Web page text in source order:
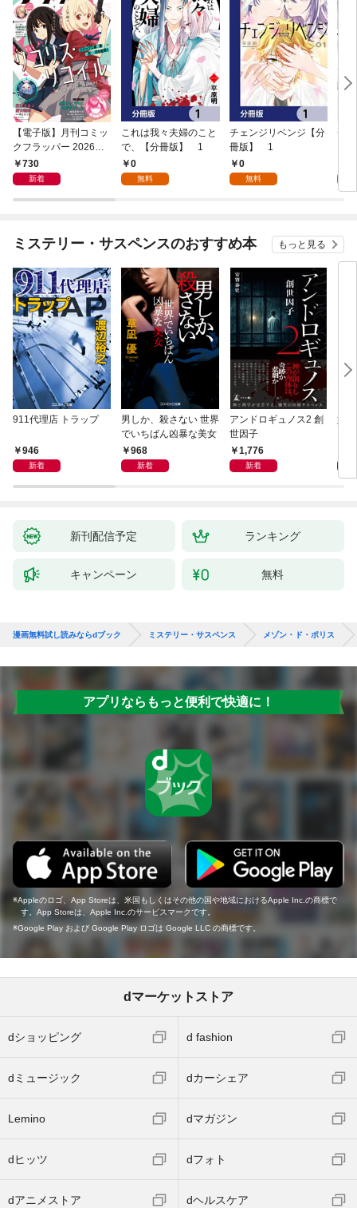
【電子版】月刊コミッ
クフラッパー 2026年9
月号730
新着
これは我々夫婦のこと
で、【分冊版】 1
0
無料
チェンジリベンジ【分
冊版】 1
0
無料
チ
ミステリー・サスペンスのおすすめ本 もっと見る
911代理店 トラップ
946
新着
男しか、殺さない 世界
でいちばん凶暴な美女
968
新着
アンドロギュノス2 創
世因子
1,776
新着
姐
新刊配信予定 ランキング
キャンペーン 無料
漫画無料試し読みならdブック ミステリー・サスペンス メゾン・ド・ポリス
アプリならもっと便利で快適に！
Appleのロゴ、App Storeは、米国もしくはその他の国や地域におけるApple Inc.の商標で
す。App Storeは、Apple Inc.のサービスマークです。
Google Play および Google Play ロゴは Google LLC の商標です。
dマーケットストア
dショッピング d fashion
dミュージック dカーシェア
Lemino dマガジン
dヒッツ dフォト
dアニメストア dヘルスケア